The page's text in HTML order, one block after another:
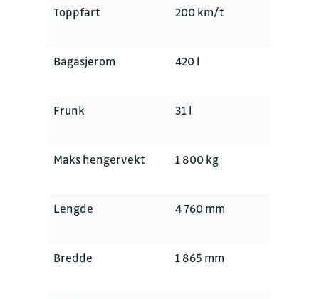
Toppfart 200 km/t
Bagasjerom 420 l
Frunk 31 l
Maks hengervekt 1 800 kg
Lengde 4 760 mm
Bredde 1 865 mm